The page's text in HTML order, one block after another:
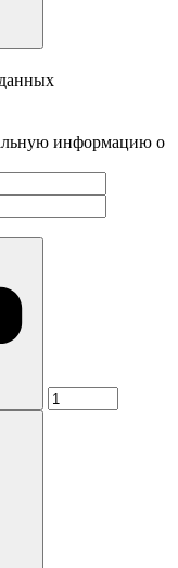
информацию о